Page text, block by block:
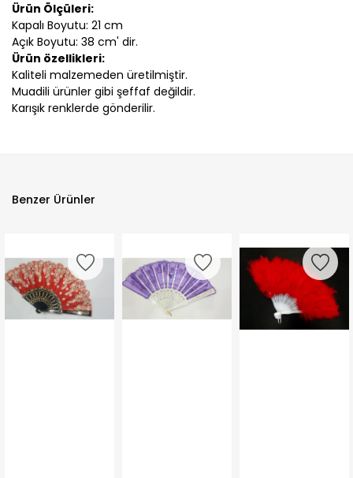
Ürün Ölçüleri:
Kapalı Boyutu: 21 cm
Açık Boyutu: 38 cm' dir.
Ürün özellikleri:
Kaliteli malzemeden üretilmiştir.
Muadili ürünler gibi şeffaf değildir.
Karışık renklerde gönderilir.
Benzer Ürünler